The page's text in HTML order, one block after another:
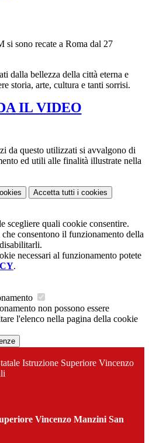
si sono recate a Roma dal 27
dalla bellezza della città eterna e
storia, arte, cultura e tanti sorrisi.
IL VIDEO
da questo utilizzati si avvalgono di
ed utili alle finalità illustrate nella
Accetta tutti i cookies
scegliere quali cookie consentire.
consentono il funzionamento della
necessari al funzionamento potete
.
non possono essere
l'elenco nella pagina della cookie
Istruzione Superiore Vincenzo
Vincenzo Manzini San